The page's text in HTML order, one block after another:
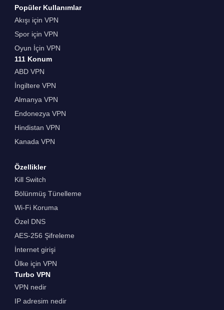
Popüler Kullanımlar
Akışı için VPN
Spor için VPN
Oyun İçin VPN
111 Konum
ABD VPN
İngiltere VPN
Almanya VPN
Endonezya VPN
Hindistan VPN
Kanada VPN
Özellikler
Kill Switch
Bölünmüş Tünelleme
Wi-Fi Koruma
Özel DNS
AES-256 Şifreleme
İnternet girişi
Ülke için VPN
Turbo VPN
VPN nedir
IP adresim nedir